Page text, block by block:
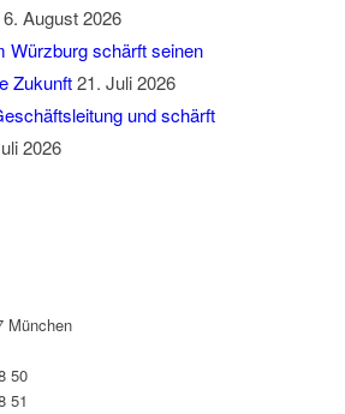
6. August 2026
Würzburg schärft seinen
Zukunft 21. Juli 2026
und schärft
2026
München
50
51